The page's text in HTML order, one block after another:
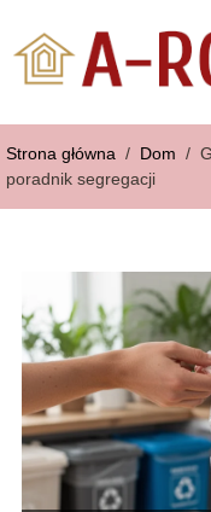
Strona główna / Dom /
poradnik segregacji